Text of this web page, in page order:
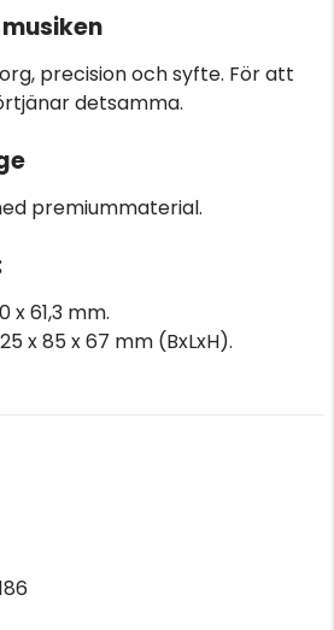
precision och syfte. För att
detsamma.
premiummaterial.
x 61,3 mm.
x 85 x 67 mm (BxLxH).